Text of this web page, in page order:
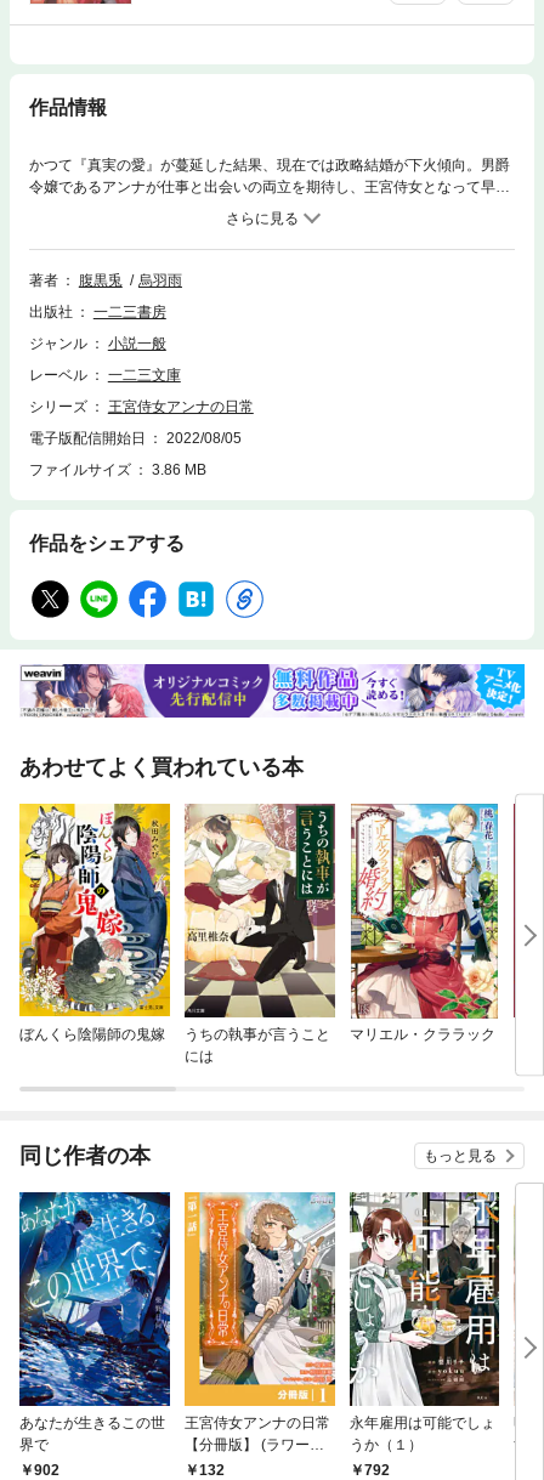
作品情報
かつて『真実の愛』が蔓延した結果、現在では政略結婚が下火傾向。男爵
令嬢であるアンナが仕事と出会いの両立を期待し、王宮侍女となって早二
年。侍女なのに月の大半を掃除仕事ばかりさせられても、あまり気にせず
ポジティブに掃除技術の研鑽に努める日々を過ごすアンナだったが、アレ
な掃除が一番の悩みで。
著者
腹黒兎
烏羽雨
出版社
一二三書房
ジャンル
小説一般
レーベル
一二三文庫
シリーズ
王宮侍女アンナの日常
電子版配信開始日
2022/08/05
ファイルサイズ
3.86 MB
作品をシェアする
あわせてよく買われている本
ぼんくら陰陽師の鬼嫁
うちの執事が言うこと
には
マリエル・クララック
同じ作者の本 もっと見る
あなたが生きるこの世
界で
902
王宮侍女アンナの日常
【分冊版】 (ラワーレ
コミックス) 1
132
永年雇用は可能でしょ
うか（１）
792
明
す